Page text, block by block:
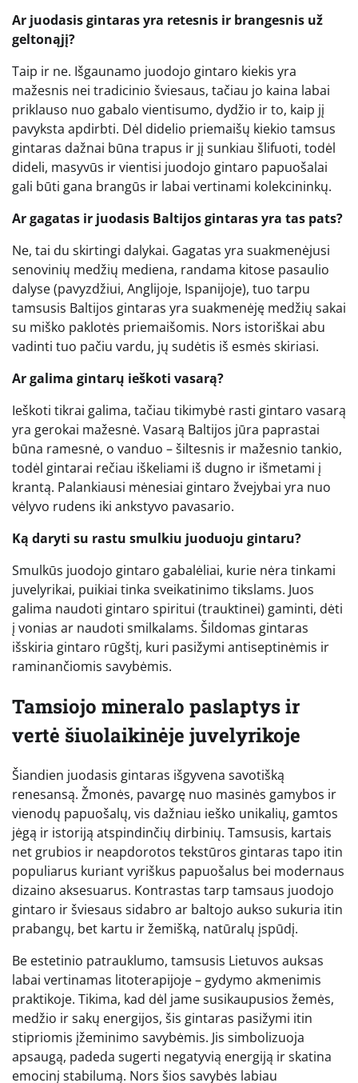
Ar juodasis gintaras yra retesnis ir brangesnis už
geltonąjį?
Taip ir ne. Išgaunamo juodojo gintaro kiekis yra
mažesnis nei tradicinio šviesaus, tačiau jo kaina labai
priklauso nuo gabalo vientisumo, dydžio ir to, kaip jį
pavyksta apdirbti. Dėl didelio priemaišų kiekio tamsus
gintaras dažnai būna trapus ir jį sunkiau šlifuoti, todėl
dideli, masyvūs ir vientisi juodojo gintaro papuošalai
gali būti gana brangūs ir labai vertinami kolekcininkų.
Ar gagatas ir juodasis Baltijos gintaras yra tas pats?
Ne, tai du skirtingi dalykai. Gagatas yra suakmenėjusi
senovinių medžių mediena, randama kitose pasaulio
dalyse (pavyzdžiui, Anglijoje, Ispanijoje), tuo tarpu
tamsusis Baltijos gintaras yra suakmenėję medžių sakai
su miško paklotės priemaišomis. Nors istoriškai abu
vadinti tuo pačiu vardu, jų sudėtis iš esmės skiriasi.
Ar galima gintarų ieškoti vasarą?
Ieškoti tikrai galima, tačiau tikimybė rasti gintaro vasarą
yra gerokai mažesnė. Vasarą Baltijos jūra paprastai
būna ramesnė, o vanduo – šiltesnis ir mažesnio tankio,
todėl gintarai rečiau iškeliami iš dugno ir išmetami į
krantą. Palankiausi mėnesiai gintaro žvejybai yra nuo
vėlyvo rudens iki ankstyvo pavasario.
Ką daryti su rastu smulkiu juoduoju gintaru?
Smulkūs juodojo gintaro gabalėliai, kurie nėra tinkami
juvelyrikai, puikiai tinka sveikatinimo tikslams. Juos
galima naudoti gintaro spiritui (trauktinei) gaminti, dėti
į vonias ar naudoti smilkalams. Šildomas gintaras
išskiria gintaro rūgštį, kuri pasižymi antiseptinėmis ir
raminančiomis savybėmis.
Tamsiojo mineralo paslaptys ir
vertė šiuolaikinėje juvelyrikoje
Šiandien juodasis gintaras išgyvena savotišką
renesansą. Žmonės, pavargę nuo masinės gamybos ir
vienodų papuošalų, vis dažniau ieško unikalių, gamtos
jėgą ir istoriją atspindinčių dirbinių. Tamsusis, kartais
net grubios ir neapdorotos tekstūros gintaras tapo itin
populiarus kuriant vyriškus papuošalus bei modernaus
dizaino aksesuarus. Kontrastas tarp tamsaus juodojo
gintaro ir šviesaus sidabro ar baltojo aukso sukuria itin
prabangų, bet kartu ir žemišką, natūralų įspūdį.
Be estetinio patrauklumo, tamsusis Lietuvos auksas
labai vertinamas litoterapijoje – gydymo akmenimis
praktikoje. Tikima, kad dėl jame susikaupusios žemės,
medžio ir sakų energijos, šis gintaras pasižymi itin
stipriomis įžeminimo savybėmis. Jis simbolizuoja
apsaugą, padeda sugerti negatyvią energiją ir skatina
emocinį stabilumą. Nors šios savybės labiau